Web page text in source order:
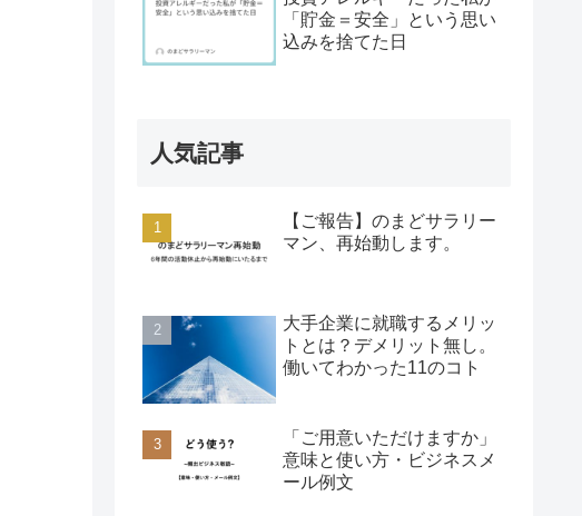
「貯金＝安全」という思い
込みを捨てた日
人気記事
【ご報告】のまどサラリー
マン、再始動します。
大手企業に就職するメリッ
トとは？デメリット無し。
働いてわかった11のコト
「ご用意いただけますか」
意味と使い方・ビジネスメ
ール例文